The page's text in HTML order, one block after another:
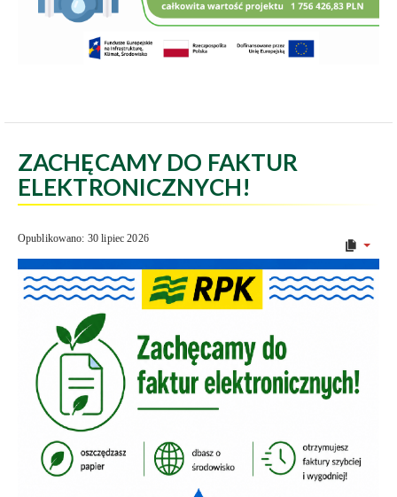
ZACHĘCAMY DO FAKTUR
ELEKTRONICZNYCH!
Opublikowano: 30 lipiec 2026